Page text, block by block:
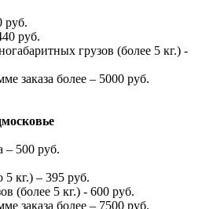
руб.
руб.
грузов (более 5 кг.) -
заказа более – 5000 руб.
– 500 руб.
5 кг.) – 395 руб.
(более 5 кг.) - 600 руб.
заказа более – 7500 руб.